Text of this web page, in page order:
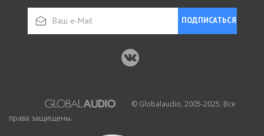
ПОДПИСАТЬСЯ
© Globalaudio, 2005-2025. Все
права защищены.